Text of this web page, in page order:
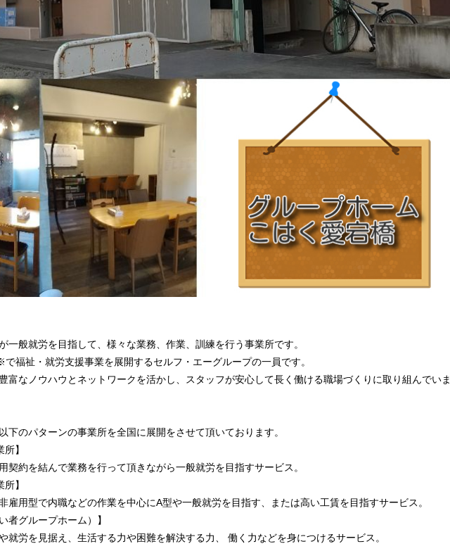
一般就労を目指して、様々な業務、作業、訓練を行う事業所です。
福祉・就労支援事業を展開するセルフ・エーグループの一員です。
富なノウハウとネットワークを活かし、スタッフが安心して長く働ける職場づくりに取り組んでいま
下のパターンの事業所を全国に展開をさせて頂いております。
】
契約を結んで業務を行って頂きながら一般就労を目指すサービス。
】
雇用型で内職などの作業を中心にA型や一般就労を目指す、または高い工賃を目指すサービス。
者グループホーム）】
就労を見据え、生活する力や困難を解決する力、 働く力などを身につけるサービス。